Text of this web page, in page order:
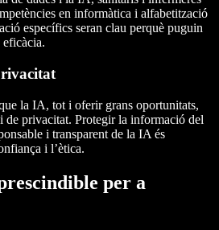
en informàtica i alfabetització
específics seran clau perquè puguin
la IA, tot i oferir grans oportunitats,
de privacitat. Protegir la informació del
i transparent de la IA és
i l’ètica.
per a